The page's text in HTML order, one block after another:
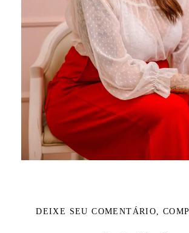
DEIXE SEU COMENTÁRIO,